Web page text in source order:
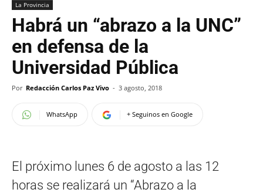
La Provincia
Habrá un “abrazo a la UNC”
en defensa de la
Universidad Pública
Por Redacción Carlos Paz Vivo - 3 agosto, 2018
WhatsApp + Seguinos en Google
El próximo lunes 6 de agosto a las 12
horas se realizará un “Abrazo a la